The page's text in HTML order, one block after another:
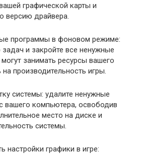
графической карты и
версию драйвера.
программы в фоновом режиме:
задач и закройте все ненужные
занимать ресурсы вашего
производительность игры.
системы: удалите ненужные
вашего компьютера, освободив
место на диске и
системы.
настройки графики в игре: